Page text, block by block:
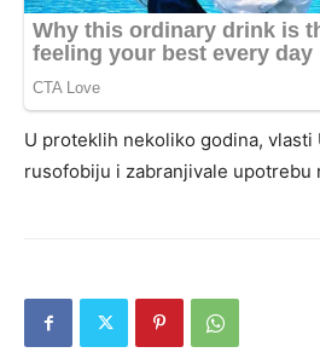
U proteklih nekoliko godina, vlasti
rusofobiju i zabranjivale upotrebu